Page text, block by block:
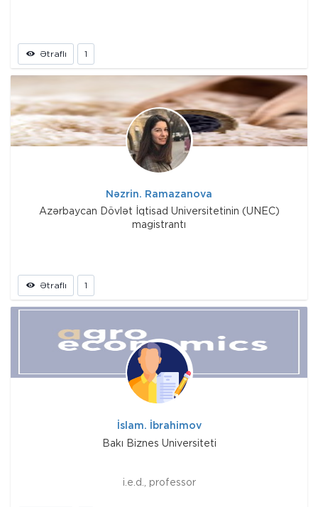
Ətraflı 1
Nəzrin. Ramazanova
Azərbaycan Dövlət İqtisad Universitetinin (UNEC)
magistrantı
Ətraflı 1
İslam. İbrahimov
Bakı Biznes Universiteti
i.e.d., professor